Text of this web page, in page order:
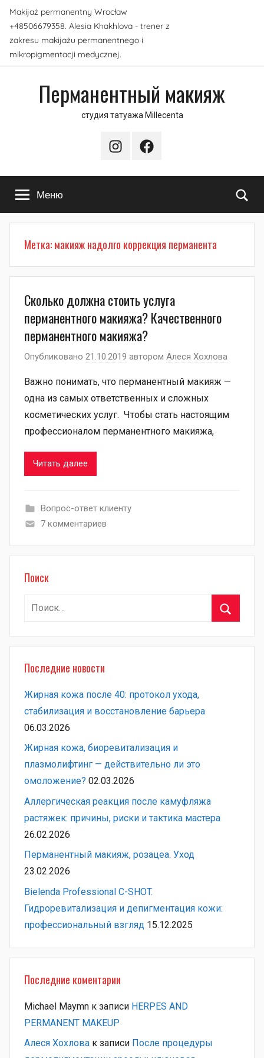
Перейти
содержимому
Makijaż permanentny Wrocław
+48506679358. Alesia Khakhlova - trener z
zakresu makijażu permanentnego i
mikropigmentacji medycznej.
Перманентный макияж
студия татуажа Millecenta
InstagramFacebook
Меню
Метка:макияж надолго коррекция перманента
Сколько должна стоить услуга
перманентного макияжа? Качественного
перманентного макияжа?
Опубликовано 21.10.2019 автором Алеся Хохлова
Важно понимать, что перманентный макияж —
одна из самых ответственных и сложных
косметических услуг. Чтобы стать настоящим
профессионалом перманентного макияжа,
Читать далее
Вопрос-ответ клиенту
7 комментариев
Поиск
Найти:
Последние новости
Жирная кожа после 40: протокол ухода,
стабилизация и восстановление барьера
06.03.2026
Жирная кожа, биоревитализация и
плазмолифтинг — действительно ли это
омоложение? 02.03.2026
Аллергическая реакция после камуфляжа
растяжек: причины, риски и тактика мастера
26.02.2026
Перманентный макияж, розацеа. Уход
23.02.2026
Bielenda Professional C-SHOT.
Гидроревитализация и депигментация кожи:
профессиональный взгляд 15.12.2025
Последние коментарии
Michael Maymn к записи HERPES AND
PERMANENT MAKEUP
Алеся Хохлова к записи После процедуры